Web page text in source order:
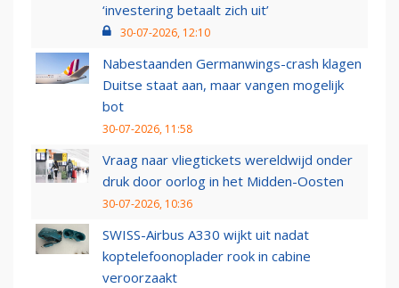
‘investering betaalt zich uit’
30-07-2026, 12:10
Nabestaanden Germanwings-crash klagen
Duitse staat aan, maar vangen mogelijk
bot
30-07-2026, 11:58
Vraag naar vliegtickets wereldwijd onder
druk door oorlog in het Midden-Oosten
30-07-2026, 10:36
SWISS-Airbus A330 wijkt uit nadat
koptelefoonoplader rook in cabine
veroorzaakt